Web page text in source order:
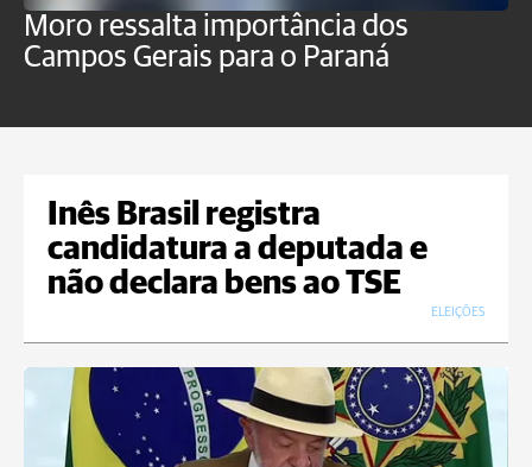
Moro ressalta importância dos
Campos Gerais para o Paraná
Inês Brasil registra
candidatura a deputada e
não declara bens ao TSE
ELEIÇÕES